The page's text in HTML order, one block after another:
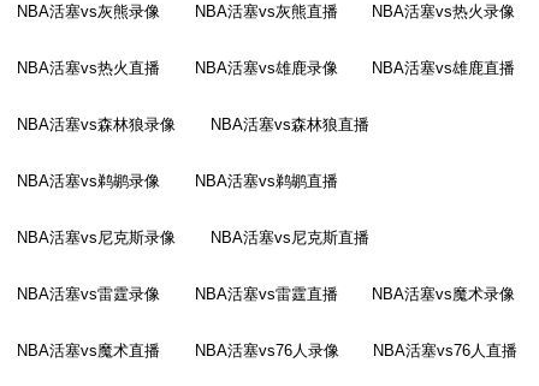
NBA活塞vs灰熊录像 NBA活塞vs灰熊直播 NBA活塞vs热火录像
NBA活塞vs热火直播 NBA活塞vs雄鹿录像 NBA活塞vs雄鹿直播
NBA活塞vs森林狼录像 NBA活塞vs森林狼直播
NBA活塞vs鹈鹕录像 NBA活塞vs鹈鹕直播
NBA活塞vs尼克斯录像 NBA活塞vs尼克斯直播
NBA活塞vs雷霆录像 NBA活塞vs雷霆直播 NBA活塞vs魔术录像
NBA活塞vs魔术直播 NBA活塞vs76人录像 NBA活塞vs76人直播